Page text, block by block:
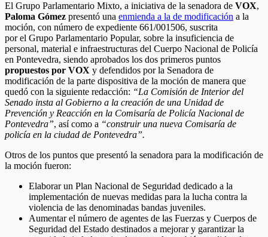
El Grupo Parlamentario Mixto, a iniciativa de la senadora de VOX,
Paloma Gómez presentó una enmienda a la de modificación a la
moción, con número de expediente 661/001506, suscrita
por el Grupo Parlamentario Popular, sobre la insuficiencia de
personal, material e infraestructuras del Cuerpo Nacional de Policía
en Pontevedra, siendo aprobados los dos primeros puntos
propuestos por VOX y defendidos por la Senadora de
modificación de la parte dispositiva de la moción de manera que
quedó con la siguiente redacción: “La Comisión de Interior del
Senado insta al Gobierno a la creación de una Unidad de
Prevención y Reacción en la Comisaría de Policía Nacional de
Pontevedra”, así como a “construir una nueva Comisaría de
policía en la ciudad de Pontevedra”.
Otros de los puntos que presentó la senadora para la modificación de
la moción fueron:
Elaborar un Plan Nacional de Seguridad dedicado a la
implementación de nuevas medidas para la lucha contra la
violencia de las denominadas bandas juveniles.
Aumentar el número de agentes de las Fuerzas y Cuerpos de
Seguridad del Estado destinados a mejorar y garantizar la